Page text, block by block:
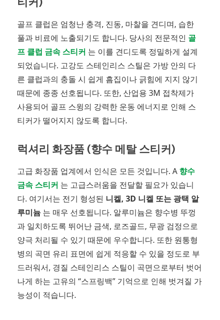
골프 클럽은 엄청난 충격, 진동, 마찰을 견디며, 습한
풀과 비료에 노출되기도 합니다. 당사의 전문적인 골
프 클럽 금속 스티커 는 이를 견디도록 정밀하게 설계
되었습니다. 고강도 스테인리스 스틸은 가방 안의 다
른 클럽과의 충돌 시 쉽게 흠집이나 긁힘에 지지 않기
때문에 종종 선호됩니다. 또한, 산업용 3M 접착제가
사용되어 골프 스윙의 강력한 운동 에너지로 인해 스
티커가 떨어지지 않도록 합니다.
럭셔리 화장품 (향수 메탈 스티커)
고급 화장품 업계에서 인식은 모든 것입니다. A 향수
금속 스티커 는 고급스러움을 전달할 필요가 있습니
다. 여기서는 전기 형성된 니켈, 3D 니켈 또는 광택 알
루미늄 는 매우 선호됩니다. 알루미늄은 향수병 뚜껑
과 일치하도록 뛰어난 금색, 로즈골드, 무광 검정으로
양극 처리될 수 있기 때문에 우수합니다. 또한 원통형
병의 곡면 유리 표면에 쉽게 적응할 수 있을 정도로 부
드러워서, 경질 스테인리스 스틸이 곡면으로부터 벗어
나게 하는 고유의 “스프링백” 기억으로 인해 벗겨질 가
능성이 적습니다.